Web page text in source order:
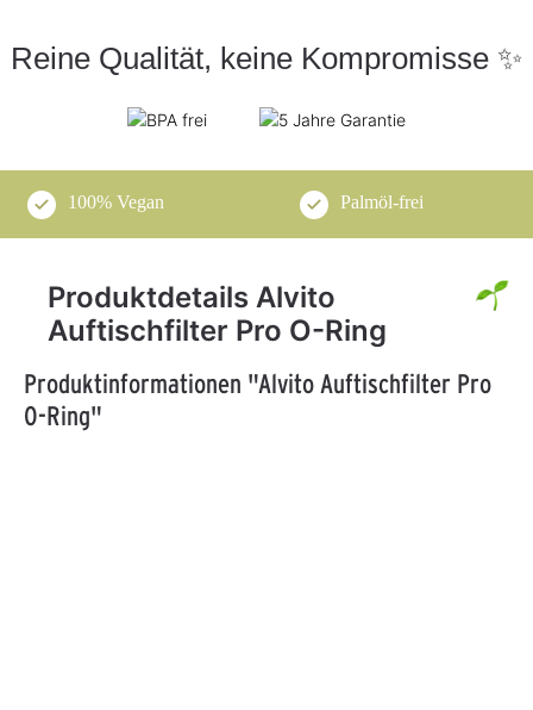
Reine Qualität, keine Kompromisse ✨
100% Vegan Palmöl-frei
Produktdetails Alvito
Auftischfilter Pro O-Ring
Produktinformationen "Alvito Auftischfilter Pro
O-Ring"